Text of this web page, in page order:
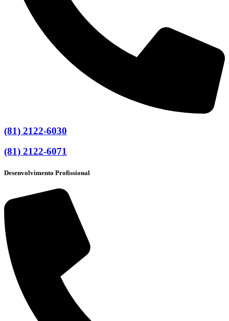
(81) 2122-6030
(81) 2122-6071
Desenvolvimento Profissional